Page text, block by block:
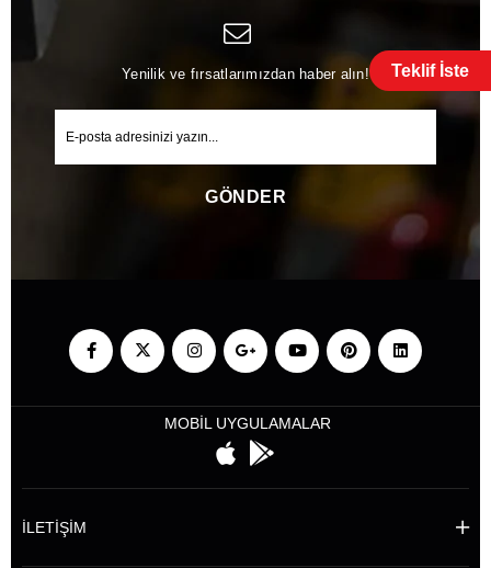
Teklif İste
Yenilik ve fırsatlarımızdan haber alın!
GÖNDER
MOBİL UYGULAMALAR
İLETİŞİM